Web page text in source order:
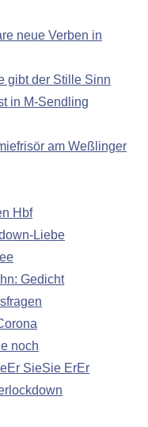
neue Verben in
gibt der Stille Sinn
in M-Sendling
am Weßlinger
Hbf
Liebe
Gedicht
noch
SieSie ErEr